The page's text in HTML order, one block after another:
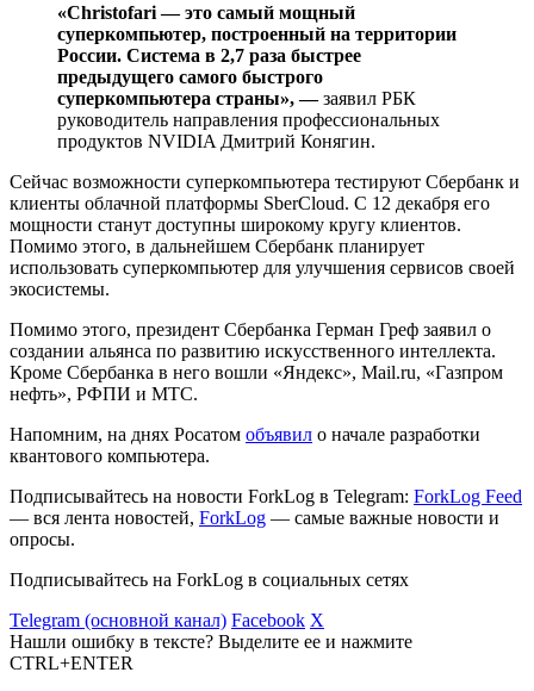
«Christofari — это самый мощный
суперкомпьютер, построенный на территории
России. Система в 2,7 раза быстрее
предыдущего самого быстрого
суперкомпьютера страны», —заявил РБК
руководитель направления профессиональных
продуктов NVIDIA Дмитрий Конягин.
Сейчас возможности суперкомпьютера тестируют Сбербанк и
клиенты облачной платформы SberCloud. С 12 декабря его
мощности станут доступны широкому кругу клиентов.
Помимо этого, в дальнейшем Сбербанк планирует
использовать суперкомпьютер для улучшения сервисов своей
экосистемы.
Помимо этого, президент Сбербанка Герман Греф заявил о
создании альянса по развитию искусственного интеллекта.
Кроме Сбербанка в него вошли «Яндекс», Mail.ru, «Газпром
нефть», РФПИ и МТС.
Напомним, на днях Росатом объявил о начале разработки
квантового компьютера.
Подписывайтесь на новости ForkLog в Telegram: ForkLog Feed
— вся лента новостей, ForkLog — самые важные новости и
опросы.
Подписывайтесь на ForkLog в социальных сетях
Telegram (основной канал) Facebook X
Нашли ошибку в тексте? Выделите ее и нажмите
CTRL+ENTER